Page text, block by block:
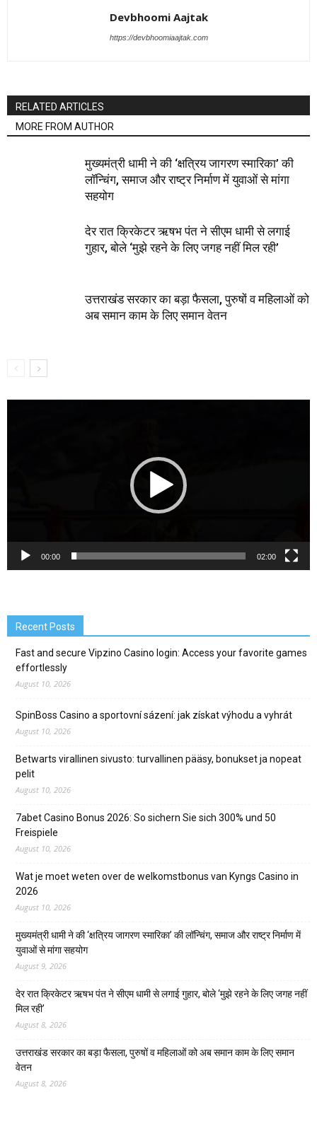
Devbhoomi Aajtak
https://devbhoomiaajtak.com
RELATED ARTICLES
MORE FROM AUTHOR
मुख्यमंत्री धामी ने की ‘क्षत्रिय जागरण स्मारिका’ की
लॉन्चिंग, समाज और राष्ट्र निर्माण में युवाओं से मांगा
सहयोग
देर रात क्रिकेटर ऋषभ पंत ने सीएम धामी से लगाई
गुहार, बोले ‘मुझे रहने के लिए जगह नहीं मिल रही’
उत्तराखंड सरकार का बड़ा फैसला, पुरुषों व महिलाओं को
अब समान काम के लिए समान वेतन
00:00 02:00
Recent Posts
Fast and secure Vipzino Casino login: Access your favorite games
effortlessly
August 10, 2026
SpinBoss Casino a sportovní sázení: jak získat výhodu a vyhrát
August 10, 2026
Betwarts virallinen sivusto: turvallinen pääsy, bonukset ja nopeat
pelit
August 10, 2026
7abet Casino Bonus 2026: So sichern Sie sich 300% und 50
Freispiele
August 10, 2026
Wat je moet weten over de welkomstbonus van Kyngs Casino in
2026
August 10, 2026
मुख्यमंत्री धामी ने की ‘क्षत्रिय जागरण स्मारिका’ की लॉन्चिंग, समाज और राष्ट्र निर्माण में
युवाओं से मांगा सहयोग
August 9, 2026
देर रात क्रिकेटर ऋषभ पंत ने सीएम धामी से लगाई गुहार, बोले ‘मुझे रहने के लिए जगह नहीं
मिल रही’
August 8, 2026
उत्तराखंड सरकार का बड़ा फैसला, पुरुषों व महिलाओं को अब समान काम के लिए समान
वेतन
August 8, 2026